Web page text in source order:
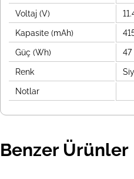
Voltaj (V)
Kapasite (mAh)
Güç (Wh) 47
Renk
Notlar
Benzer Ürünler